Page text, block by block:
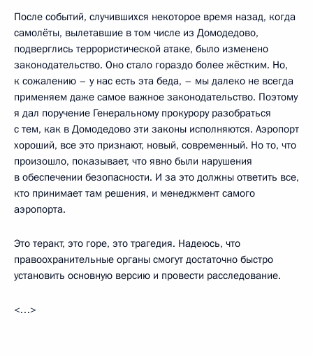
После событий, случившихся некоторое время назад, когда
самолёты, вылетавшие в том числе из Домодедово,
подверглись террористической атаке, было изменено
законодательство. Оно стало гораздо более жёстким. Но,
к сожалению – у нас есть эта беда, – мы далеко не всегда
применяем даже самое важное законодательство. Поэтому
я дал поручение Генеральному прокурору разобраться
с тем, как в Домодедово эти законы исполняются. Аэропорт
хороший, все это признают, новый, современный. Но то, что
произошло, показывает, что явно были нарушения
в обеспечении безопасности. И за это должны ответить все,
кто принимает там решения, и менеджмент самого
аэропорта.
Это теракт, это горе, это трагедия. Надеюсь, что
правоохранительные органы смогут достаточно быстро
установить основную версию и провести расследование.
<…>